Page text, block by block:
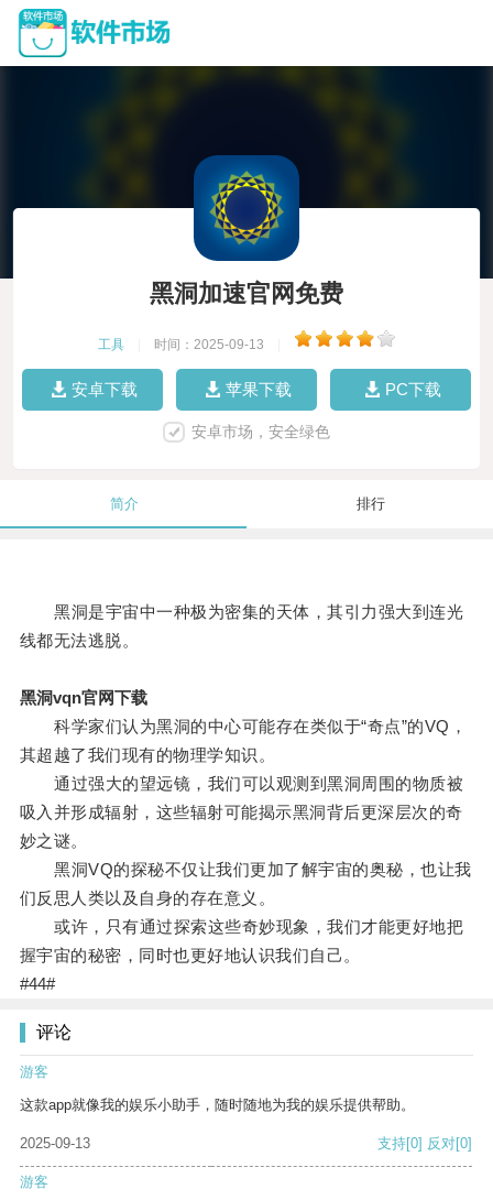
黑洞加速官网免费
工具 时间：2025-09-13
安卓下载 苹果下载 PC下载
安卓市场，安全绿色
简介 排行
黑洞是宇宙中一种极为密集的天体，其引力强大到连光
线都无法逃脱。
黑洞vqn官网下载
科学家们认为黑洞的中心可能存在类似于“奇点”的VQ，
其超越了我们现有的物理学知识。
通过强大的望远镜，我们可以观测到黑洞周围的物质被
吸入并形成辐射，这些辐射可能揭示黑洞背后更深层次的奇
妙之谜。
黑洞VQ的探秘不仅让我们更加了解宇宙的奥秘，也让我
们反思人类以及自身的存在意义。
或许，只有通过探索这些奇妙现象，我们才能更好地把
握宇宙的秘密，同时也更好地认识我们自己。
#44#
评论
游客
这款app就像我的娱乐小助手，随时随地为我的娱乐提供帮助。
2025-09-13 支持[0] 反对[0]
游客